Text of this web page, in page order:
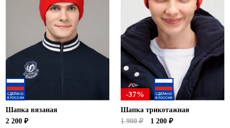
Шапка вязаная
2 200 ₽
-37%
Шапка трикотажная
1 900 ₽
1 200 ₽